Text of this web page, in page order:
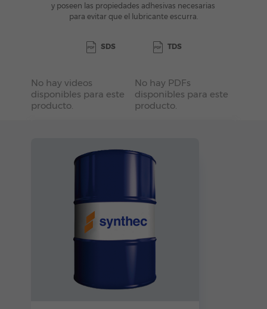
y poseen las propiedades adhesivas necesarias
para evitar que el lubricante escurra.
SDS TDS
No hay videos
disponibles para este
producto.
No hay PDFs
disponibles para este
producto.